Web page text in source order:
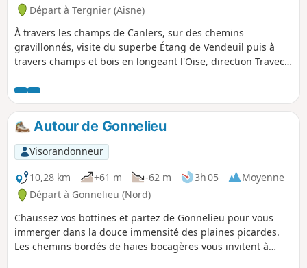
Départ à Tergnier (Aisne)
À travers les champs de Canlers, sur des chemins
gravillonnés, visite du superbe Étang de Vendeuil puis à
travers champs et bois en longeant l'Oise, direction Travecy
champs de Canlers en utilisant un autre parcours qu'à
l'aller.
Autour de Gonnelieu
Visorandonneur
10,28 km
+61 m -62 m 3h 05
Moyenne
Départ à Gonnelieu (Nord)
Chaussez vos bottines et partez de Gonnelieu pour vous
immerger dans la douce immensité des plaines picardes.
Les chemins bordés de haies bocagères vous invitent à